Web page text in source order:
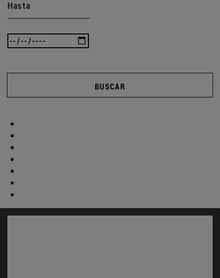
Hasta
BUSCAR